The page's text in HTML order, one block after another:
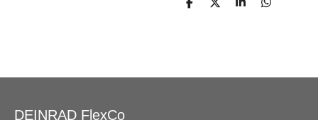
T
T
T
T
DEINRAD FlexCo